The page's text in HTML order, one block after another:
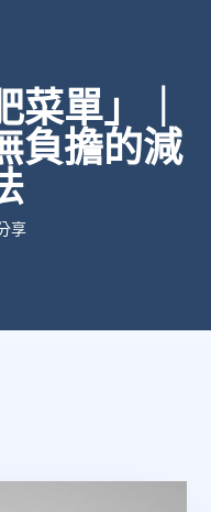
單」｜
負擔的減
享